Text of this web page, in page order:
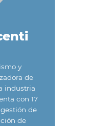
y
de
industria
con 17
de
de